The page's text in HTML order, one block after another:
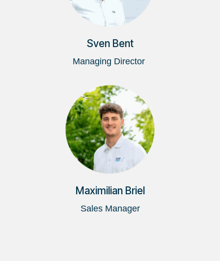
Sven Bent
Managing Director
Maximilian Briel
Sales Manager